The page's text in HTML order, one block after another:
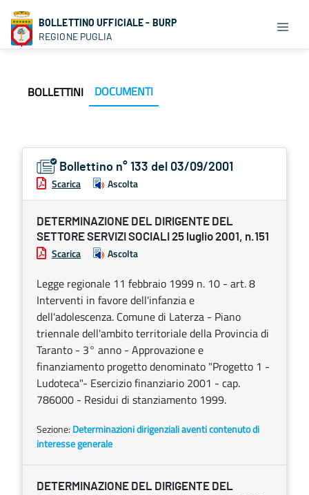
BOLLETTINO UFFICIALE - BURP
REGIONE PUGLIA
BOLLETTINI DOCUMENTI
Bollettino n° 133 del 03/09/2001
Scarica Ascolta
DETERMINAZIONE DEL DIRIGENTE DEL
SETTORE SERVIZI SOCIALI 25 luglio 2001, n.151
Scarica Ascolta
Legge regionale 11 febbraio 1999 n. 10 - art. 8
Interventi in favore dell'infanzia e
dell'adolescenza. Comune di Laterza - Piano
triennale dell'ambito territoriale della Provincia di
Taranto - 3° anno - Approvazione e
finanziamento progetto denominato "Progetto 1 -
Ludoteca"- Esercizio finanziario 2001 - cap.
786000 - Residui di stanziamento 1999.
Sezione: Determinazioni dirigenziali aventi contenuto di
interesse generale
DETERMINAZIONE DEL DIRIGENTE DEL